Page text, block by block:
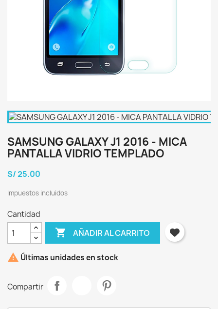
SAMSUNG GALAXY J1 2016 - MICA
PANTALLA VIDRIO TEMPLADO
S/ 25.00
Impuestos incluidos
Cantidad
 AÑADIR AL CARRITO
 Últimas unidades en stock
Compartir